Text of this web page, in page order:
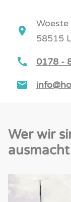
Woeste
58515
0178 -
Wer wir
ausmacht